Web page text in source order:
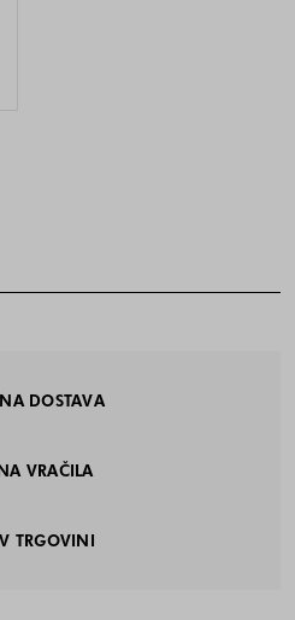
povezave,
DOSTAVA
VRAČILA
TRGOVINI